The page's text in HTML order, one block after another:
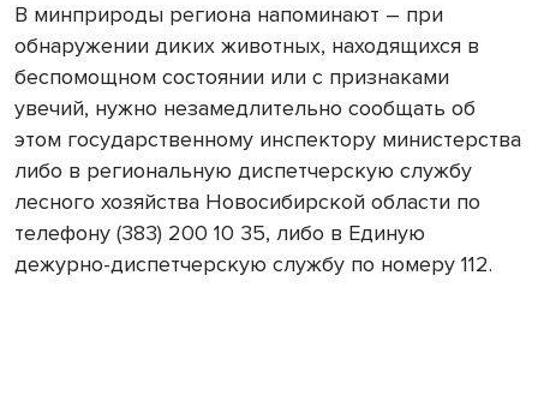
В минприроды региона напоминают – при
обнаружении диких животных, находящихся в
беспомощном состоянии или с признаками
увечий, нужно незамедлительно сообщать об
этом государственному инспектору министерства
либо в региональную диспетчерскую службу
лесного хозяйства Новосибирской области по
телефону (383) 200 10 35, либо в Единую
дежурно-диспетчерскую службу по номеру 112.